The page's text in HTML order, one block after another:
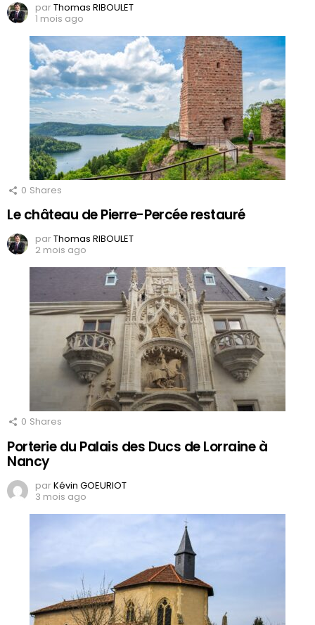
parThomas RIBOULET
1 mois ago
0 Shares
Le château de Pierre-Percée restauré
parThomas RIBOULET
2 mois ago
0 Shares
Porterie du Palais des Ducs de Lorraine à
Nancy
parKévin GOEURIOT
3 mois ago